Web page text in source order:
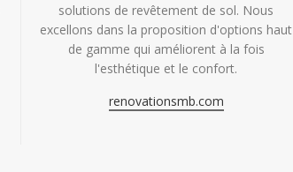
solutions de revêtement de sol. Nous
excellons dans la proposition d'options haut
de gamme qui améliorent à la fois
l'esthétique et le confort.
renovationsmb.com